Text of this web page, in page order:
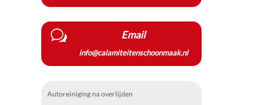
w Email
info@calamiteitenschoonmaak.nl
Autoreiniging na overlijden